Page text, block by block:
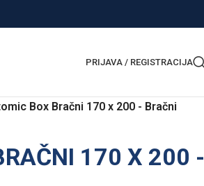
PRIJAVA / REGISTRACIJA
Box Bračni 170 x 200 - Bračni
170 X 200 -